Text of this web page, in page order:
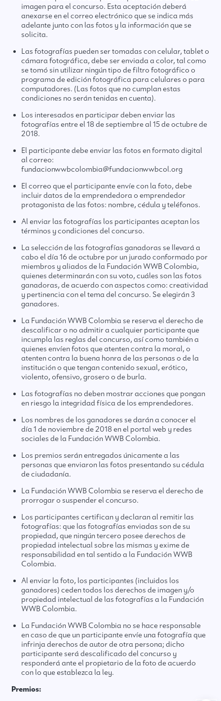
imagen para el concurso. Esta aceptación deberá
anexarse en el correo electrónico que se indica más
adelante junto con las fotos y la información que se
solicita.
Las fotografías pueden ser tomadas con celular, tablet o
cámara fotográfica, debe ser enviada a color, tal como
se tomó sin utilizar ningún tipo de filtro fotográfico o
programa de edición fotográfica para celulares o para
computadores. (Las fotos que no cumplan estas
condiciones no serán tenidas en cuenta).
Los interesados en participar deben enviar las
fotografías entre el 18 de septiembre al 15 de octubre de
2018.
El participante debe enviar las fotos en formato digital
al correo:
fundacionwwbcolombia@fundacionwwbcol.org
El correo que el participante envíe con la foto, debe
incluir datos de la emprendedora o emprendedor
protagonista de las fotos: nombre, cédula y teléfonos.
Al enviar las fotografías los participantes aceptan los
términos y condiciones del concurso.
La selección de las fotografías ganadoras se llevará a
cabo el día 16 de octubre por un jurado conformado por
miembros y aliados de la Fundación WWB Colombia,
quienes determinarán con su voto, cuáles son las fotos
ganadoras, de acuerdo con aspectos como: creatividad
y pertinencia con el tema del concurso. Se elegirán 3
ganadores.
La Fundación WWB Colombia se reserva el derecho de
descalificar o no admitir a cualquier participante que
incumpla las reglas del concurso, así como también a
quienes envíen fotos que atenten contra la moral, o
atenten contra la buena honra de las personas o de la
institución o que tengan contenido sexual, erótico,
violento, ofensivo, grosero o de burla.
Las fotografías no deben mostrar acciones que pongan
en riesgo la integridad física de los emprendedores.
Los nombres de los ganadores se darán a conocer el
día 1 de noviembre de 2018 en el portal web y redes
sociales de la Fundación WWB Colombia.
Los premios serán entregados únicamente a las
personas que enviaron las fotos presentando su cédula
de ciudadanía.
La Fundación WWB Colombia se reserva el derecho de
prorrogar o suspender el concurso.
Los participantes certifican y declaran al remitir las
fotografías: que las fotografías enviadas son de su
propiedad, que ningún tercero posee derechos de
propiedad intelectual sobre las mismas y exime de
responsabilidad en tal sentido a la Fundación WWB
Colombia.
Al enviar la foto, los participantes (incluidos los
ganadores) ceden todos los derechos de imagen y/o
propiedad intelectual de las fotografías a la Fundación
WWB Colombia.
La Fundación WWB Colombia no se hace responsable
en caso de que un participante envíe una fotografía que
infrinja derechos de autor de otra persona; dicho
participante será descalificado del concurso y
responderá ante el propietario de la foto de acuerdo
con lo que establezca la ley.
Premios: